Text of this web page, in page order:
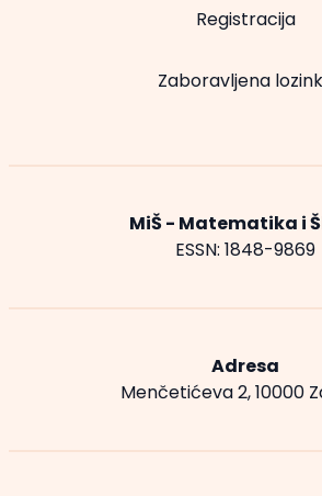
Registracija
Zaboravljena
MiŠ - Matematika i
ESSN: 1848-9869
Adresa
Menčetićeva 2, 10000